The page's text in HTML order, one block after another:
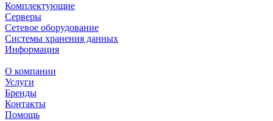
Комплектующие
Серверы
Сетевое оборудование
Системы хранения данных
Информация
О компании
Услуги
Бренды
Контакты
Помощь